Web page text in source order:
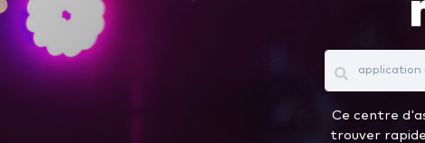
Ce centre
trouver